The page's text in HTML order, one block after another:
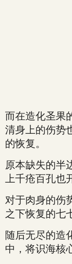
而在造化圣果
清身上的伤势
的恢复。
原本缺失的半
上千疮百孔也
对于肉身的伤
之下恢复的七
随后无尽的造
中，将识海核